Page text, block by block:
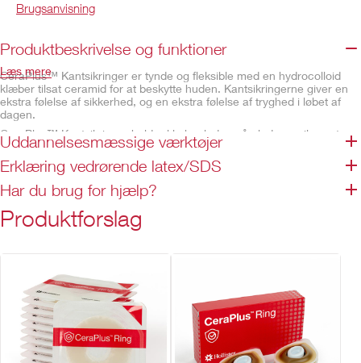
Brugsanvisning
Produktbeskrivelse og funktioner
CeraPlus™ Kantsikringer er tynde og fleksible med en hydrocolloid
klæber tilsat ceramid for at beskytte huden. Kantsikringerne giver en
ekstra følelse af sikkerhed, og en ekstra følelse af tryghed i løbet af
dagen.
CeraPlus™ Kantsikringer holder klæbepladen på plads og sikrer at
kanterne ikke løsner sig. Kantsikringerne tilpasser sig nemt kroppens
naturlige folder og bevægelse og kan hjælpe med at forlænge
bærertiden.
forekommer naturligt i det yderste hudlag. Serien er
designet til at opretholde sine klæbende egenskaber og
med at opretholde en sund peristomal hud fra dag et.
Beskrivelse og specifikationer
Tilsat ceramid
Tynd, fleksibel, hydrokolloide klæber
Tredelte design
Ekstra beskyttelse omkring klæberen – øget tryghed og sikkerhed
Læs mere
Uddannelsesmæssige værktøjer
Erklæring vedrørende latex/SDS
Har du brug for hjælp?
Produktforslag